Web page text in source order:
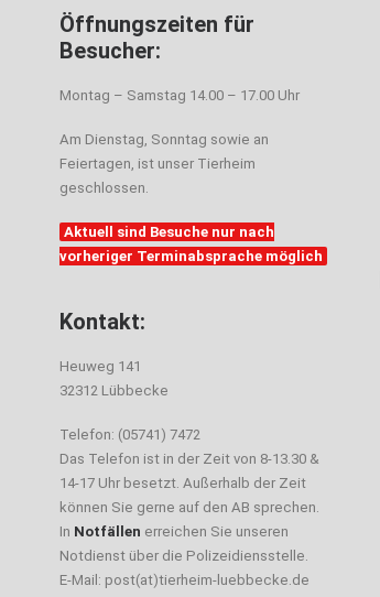
Öffnungszeiten für
Besucher:
Montag – Samstag 14.00 – 17.00 Uhr
Am Dienstag, Sonntag sowie an
Feiertagen, ist unser Tierheim
geschlossen.
Aktuell sind Besuche nur nach
vorheriger Terminabsprache möglich
Kontakt:
Heuweg 141
32312 Lübbecke
Telefon: (05741) 7472
Das Telefon ist in der Zeit von 8-13.30 &
14-17 Uhr besetzt. Außerhalb der Zeit
können Sie gerne auf den AB sprechen.
In Notfällen erreichen Sie unseren
Notdienst über die Polizeidiensstelle.
E-Mail: post(at)tierheim-luebbecke.de